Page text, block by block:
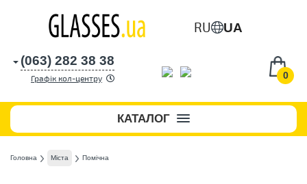
RU UA
0
(063) 282 38 38
Графік кол-центру
КАТАЛОГ
Головна Міста Помічна